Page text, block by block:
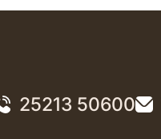
25213 50600